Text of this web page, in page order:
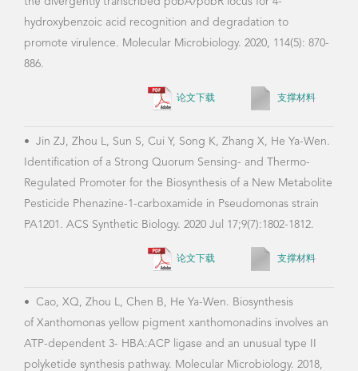
hydroxybenzoic acid recognition and degradation to
promote virulence. Molecular Microbiology. 2020, 114(5): 870-
886.
论文下载 支撑材料
• Jin ZJ, Zhou L, Sun S, Cui Y, Song K, Zhang X, He Ya-Wen.
Identification of a Strong Quorum Sensing- and Thermo-
Regulated Promoter for the Biosynthesis of a New Metabolite
Pesticide Phenazine-1-carboxamide in Pseudomonas strain
PA1201. ACS Synthetic Biology. 2020 Jul 17;9(7):1802-1812.
论文下载 支撑材料
• Cao, XQ, Zhou L, Chen B, He Ya-Wen. Biosynthesis
of Xanthomonas yellow pigment xanthomonadins involves an
ATP-dependent 3- HBA:ACP ligase and an unusual type II
polyketide synthesis pathway. Molecular Microbiology. 2018,